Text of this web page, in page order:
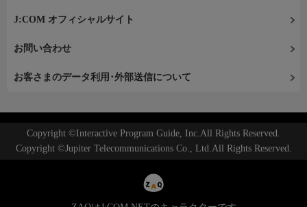
J:COM オフィシャルサイト
お問い合わせ
お客さまのデータ利用･外部送信について
Copyright ©Interactive Program Guide, Inc.All Rights Reserved.
Copyright ©Jupiter Telecommunications Co., Ltd.All Rights Reserved.